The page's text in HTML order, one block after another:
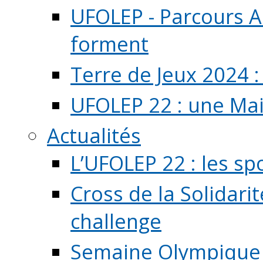
UFOLEP -
forment
Terre de Jeux 2024
UFOLEP 22 : une
Actualités
L’UFOLEP 22 : les
Cross de la
challenge
Semaine